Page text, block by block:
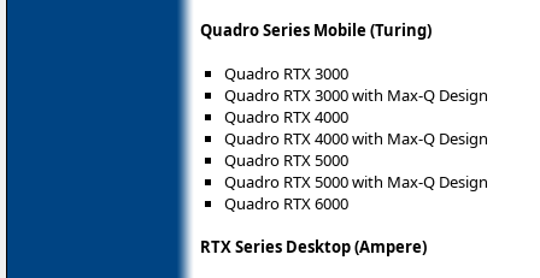
Quadro Series Mobile (Turing)
Quadro RTX 3000
Quadro RTX 3000 with Max-Q Design
Quadro RTX 4000
Quadro RTX 4000 with Max-Q Design
Quadro RTX 5000
Quadro RTX 5000 with Max-Q Design
Quadro RTX 6000
RTX Series Desktop (Ampere)